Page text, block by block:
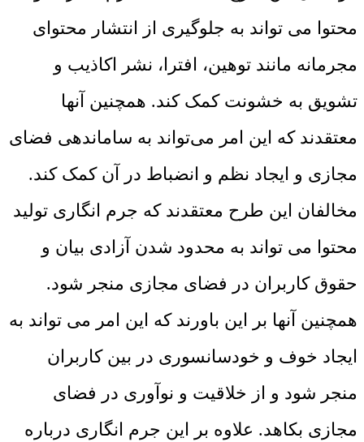
محتوا می‌ تواند به جلوگیری از انتشار محتوای
مجرمانه مانند توهین، افترا، نشر اکاذیب و
تشویق به خشونت کمک کند. همچنین آنها
معتقدند که این امر می‌تواند به ساماندهی فضای
مجازی و ایجاد نظم و انضباط در آن کمک کند.
مخالفان این طرح معتقدند که جرم‌ انگاری تولید
محتوا می‌ تواند به محدود شدن آزادی بیان و
حقوق کاربران در فضای مجازی منجر شود.
همچنین آنها بر این باورند که این امر می ‌تواند به
ایجاد خوف و خودسانسوری در بین کاربران
منجر شود و از خلاقیت و نوآوری در فضای
مجازی بکاهد. علاوه بر این جرم ‌انگاری درباره